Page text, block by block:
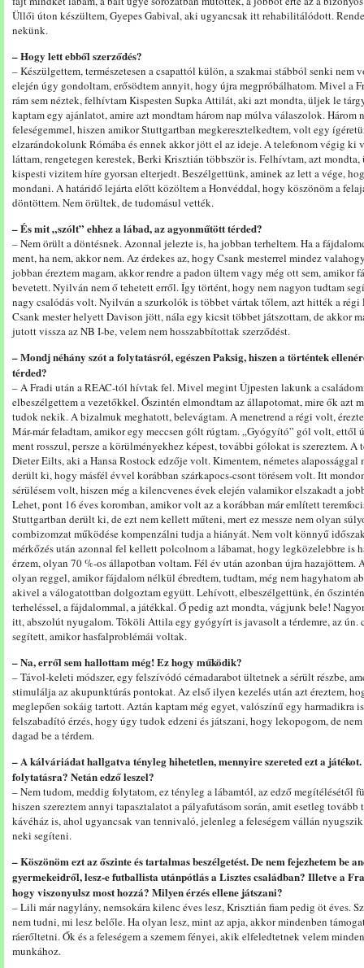
Üllői úton készültem, Gyepes Gabival, aki ugyancsak itt rehabilitálódott.
nekünk.
– Hogy lett ebből szerződés?
– Készülgettem, természetesen a csapattól külön, a szakmai stábból senki
elején úgy gondoltam, erősödtem annyit, hogy újra megpróbálhatom. Mivel a
rám sem néztek, felhívtam Kispesten Supka Attilát, aki azt mondta, üljek le
kaptam egy ajánlatot, amire azt mondtam három nap múlva válaszolok. Három
feleségemmel, hiszen amikor Stuttgartban megkeresztelkedtem, volt egy
elzarándokolunk Rómába és ennek akkor jött el az ideje. A telefonom végig ki
láttam, rengetegen kerestek, Berki Krisztián többször is. Felhívtam, azt
kispesti vizitem híre gyorsan elterjedt. Beszélgettünk, aminek az lett a vége,
mondani. A határidő lejárta előtt közöltem a Honvéddal, hogy köszönöm a
döntöttem. Nem örültek, de tudomásul vették.
– És mit „szólt” ehhez a lábad, az agyonműtött térded?
– Nem örült a döntésnek. Azonnal jelezte is, ha jobban terheltem. Ha a
ment, ha nem, akkor nem. Az érdekes az, hogy Csank mesterrel mindez
jobban éreztem magam, akkor rendre a padon ültem vagy még ott sem,
bevetett. Nyilván nem ő tehetett erről. Így történt, hogy nem nagyon tudtam
nagy csalódás volt. Nyilván a szurkolók is többet vártak tőlem, azt hitték a régi
Csank mester helyett Davison jött, nála egy kicsit többet játszottam, de akkor
jutott vissza az NB I-be, velem nem hosszabbítottak szerződést.
– Mondj néhány szót a folytatásról, egészen Paksig, hiszen a történtek
térded?
– A Fradi után a REAC-tól hívtak fel. Mivel megint Újpesten lakunk a
elbeszélgettem a vezetőkkel. Őszintén elmondtam az állapotomat, mire ők azt
tudok nekik. A bizalmuk meghatott, belevágtam. A menetrend a régi volt,
Már-már feladtam, amikor egy meccsen gólt rúgtam. „Gyógyító” gól volt, ettől
ment rosszul, persze a körülményekhez képest, további gólokat is szereztem.
Dieter Eilts, aki a Hansa Rostock edzője volt. Kimentem, németes
derült ki, hogy másfél évvel korábban szárkapocs-csont törésem volt. Itt
sérülésem volt, hiszen még a kilencvenes évek elején valamikor elszakadt a
Lehet, pont 16 éves koromban, amikor volt az a korábban már említett
Stuttgartban derült ki, de ezt nem kellett műteni, mert ez messze nem olyan
combizomzat működése kompenzálni tudja a hiányát. Nem volt könnyű
mérkőzés után azonnal fel kellett polcolnom a lábamat, hogy legközelebbre is
érzem, olyan 70 %-os állapotban voltam. Fél év után azonban újra hazajöttem.
olyan reggel, amikor fájdalom nélkül ébredtem, tudtam, még nem hagyhatom
akivel a válogatottban dolgoztam együtt. Lehívott, elbeszélgettünk, én
terheléssel, a fájdalommal, a játékkal. Ő pedig azt mondta, vágjunk bele!
itt, abszolút nyugalom. Tököli Attila egy gyógyírt is javasolt a térdemre, az ún.
segített, amikor hasfalproblémái voltak.
– Na, erről sem hallottam még! Ez hogy működik?
– Távol-keleti módszer, egy felszívódó cérnadarabot ültetnek a sérült részbe,
stimulálja az akupunktúrás pontokat. Az első ilyen kezelés után azt éreztem,
meglepően sokáig tartott. Aztán kaptam még egyet, valószínű egy harmadikra
felszabadító érzés, hogy úgy tudok edzeni és játszani, hogy lekopogom, de
dagad be a térdem.
– A kálváriádat hallgatva tényleg hihetetlen, mennyire szereted ezt a
folytatásra? Netán edző leszel?
– Nem tudom, meddig folytatom, ez tényleg a lábamtól, az edző megítélésétől
hiszen szereztem annyi tapasztalatot a pályafutásom során, amit esetleg
kávéház is, ahol ugyancsak van tennivaló, jelenleg a feleségem vállán
neki segíteni.
– Köszönöm ezt az őszinte és tartalmas beszélgetést. De nem fejezhetem be
gyermekeidről, lesz-e futballista utánpótlás a Lisztes családban? Illetve a
hogy viszonyulsz most hozzá? Milyen érzés ellene játszani?
– Lili már nagylány, nemsokára kilenc éves lesz, Krisztián fiam pedig öt éves.
nem tudni, mi lesz belőle. Ha olyan lesz, mint az apja, akkor mindenben
ráerőltetni. Ők és a feleségem a szemem fényei, akik elfeledtetnek velem
munkához.